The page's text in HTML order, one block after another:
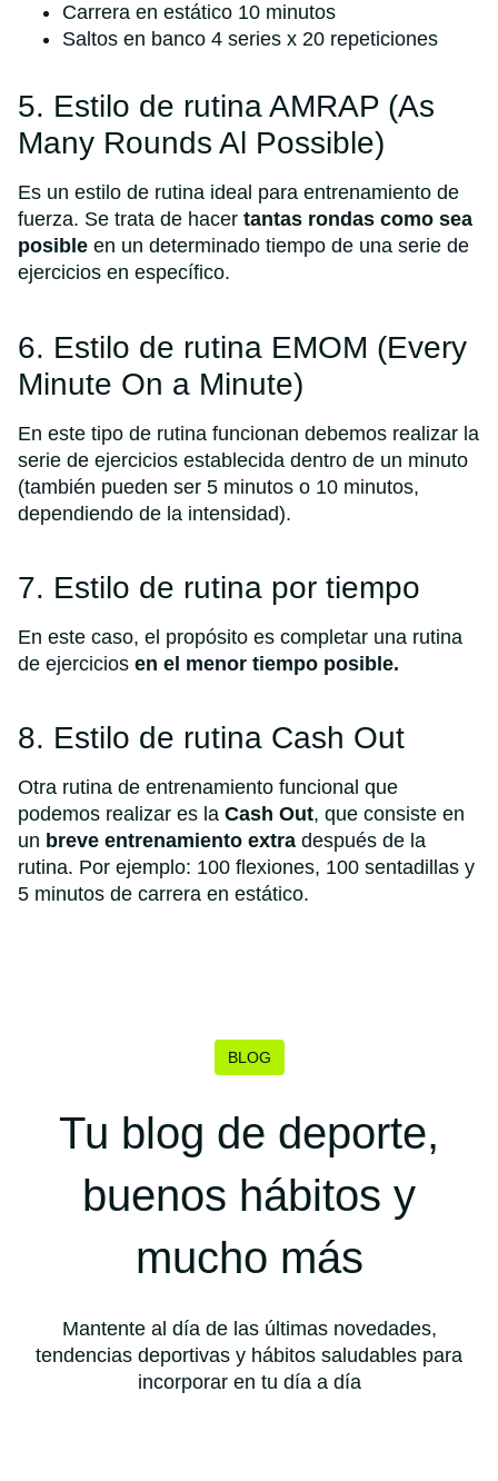
Carrera en estático 10 minutos
Saltos en banco 4 series x 20 repeticiones
5. Estilo de rutina AMRAP (As
Many Rounds Al Possible)
Es un estilo de rutina ideal para entrenamiento de
fuerza. Se trata de hacer tantas rondas como sea
posible en un determinado tiempo de una serie de
ejercicios en específico.
6. Estilo de rutina EMOM (Every
Minute On a Minute)
En este tipo de rutina funcionan debemos realizar la
serie de ejercicios establecida dentro de un minuto
(también pueden ser 5 minutos o 10 minutos,
dependiendo de la intensidad).
7. Estilo de rutina por tiempo
En este caso, el propósito es completar una rutina
de ejercicios en el menor tiempo posible.
8. Estilo de rutina Cash Out
Otra rutina de entrenamiento funcional que
podemos realizar es la Cash Out, que consiste en
un breve entrenamiento extra después de la
rutina. Por ejemplo: 100 flexiones, 100 sentadillas y
5 minutos de carrera en estático.
BLOG
Tu blog de deporte,
buenos hábitos y
mucho más
Mantente al día de las últimas novedades,
tendencias deportivas y hábitos saludables para
incorporar en tu día a día